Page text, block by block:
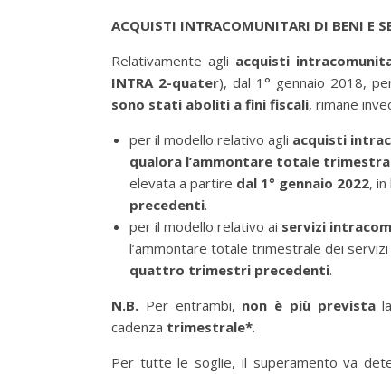
ACQUISTI INTRACOMUNITARI DI BENI E
Relativamente agli acquisti
INTRA 2-quater), dal 1° gennaio 2018,
sono stati aboliti a fini fiscali, rimane
per il modello relativo agli acquisti
qualora l’ammontare totale
elevata a partire dal 1° gennaio 2022,
precedenti.
per il modello relativo ai servizi
l’ammontare totale trimestrale dei
quattro trimestri precedenti.
N.B. Per entrambi, non è più previstala
cadenza trimestrale*.
Per tutte le soglie, il superamento va